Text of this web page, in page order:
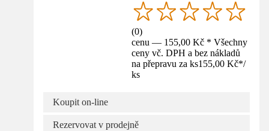
(0)
cenu — 155,00 Kč * Všechny
ceny vč. DPH a bez nákladů
na přepravu za ks155,00 Kč*/
ks
Koupit on-line
Rezervovat v prodejně